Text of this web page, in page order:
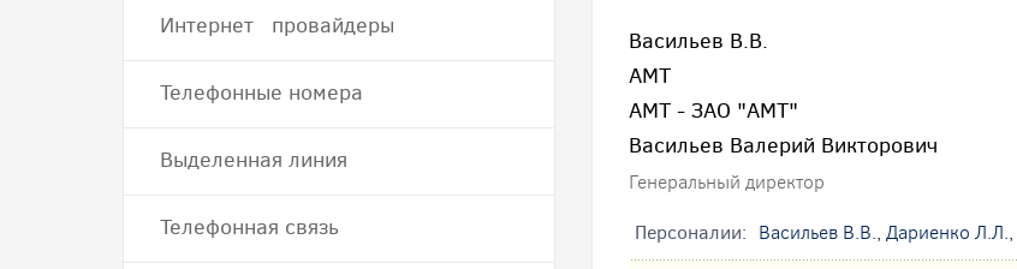
Васильев В.В.
АМТ
АМТ - ЗАО "АМТ"
Васильев Валерий Викторович
Генеральный директор
Персоналии: Васильев В.В., Дариенко Л.Л.,
Интернет провайдеры
Телефонные номера
Выделенная линия
Телефонная связь